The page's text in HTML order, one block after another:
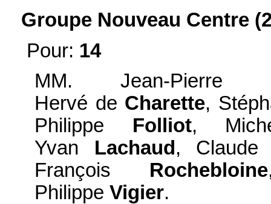
Groupe Nouveau Centre
Pour: 14
MM. Jean-Pierre
Hervé de Charette,
Philippe Folliot,
Yvan Lachaud ,
François Rochebloine
PhilippeVigier.